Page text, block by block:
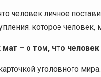
человек личное
которое
– о том, что
уголовного